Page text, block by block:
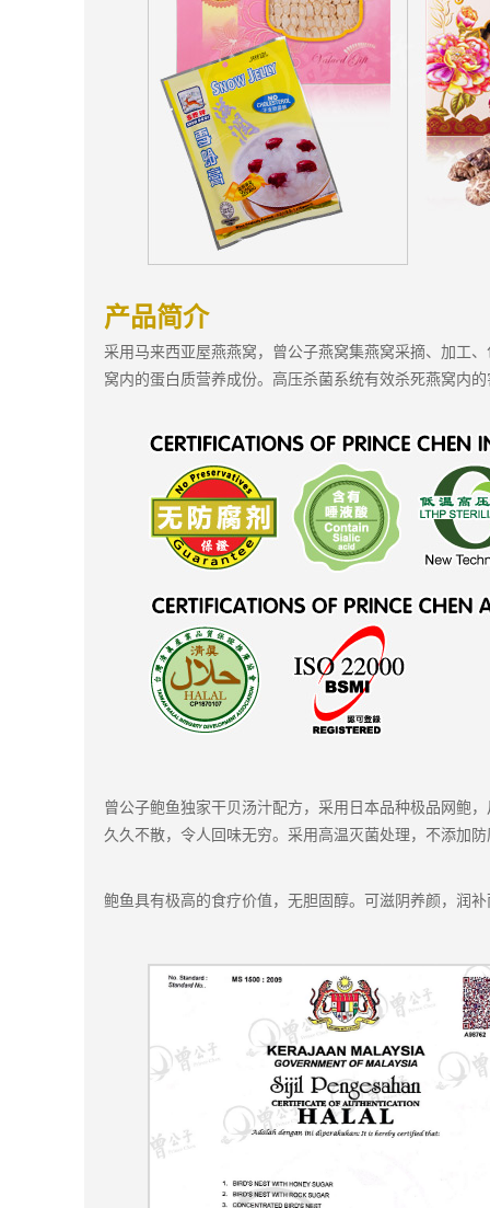
产品简介
采用马来西亚屋燕燕窝，曾公子燕窝集燕窝采摘、加工
窝内的蛋白质营养成份。高压杀菌系统有效杀死燕窝内
曾公子鲍鱼独家干贝汤汁配方，采用日本品种极品网鲍
久久不散，令人回味无穷。采用高温灭菌处理，不添加
鲍鱼具有极高的食疗价值，无胆固醇。可滋阴养颜，润